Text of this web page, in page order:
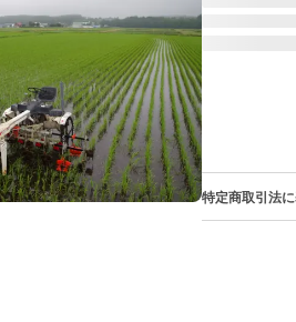
特定商取引法